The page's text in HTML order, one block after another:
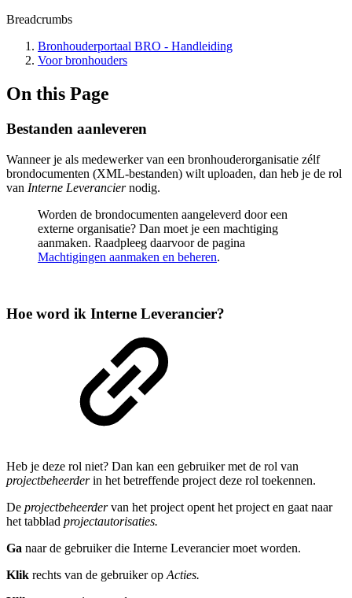
Breadcrumbs
Bronhouderportaal BRO - Handleiding
Voor bronhouders
On this Page
Bestanden aanleveren
Wanneer je als medewerker van een bronhouderorganisatie zélf
brondocumenten (XML-bestanden) wilt uploaden, dan heb je de rol
van Interne Leveranciernodig.
Worden de brondocumenten aangeleverd door een
externe organisatie? Dan moet je een machtiging
aanmaken. Raadpleeg daarvoor de pagina
Machtigingen aanmaken en beheren.
Hoe word ik Interne Leverancier?
Heb je deze rol niet? Dan kan een gebruiker met de rol van
projectbeheerderin het betreffende project deze rol toekennen.
De projectbeheerdervan het project opent het project en gaat naar
het tabblad projectautorisaties.
Ga naar de gebruiker die Interne Leverancier moet worden.
Klik rechts van de gebruiker op Acties.